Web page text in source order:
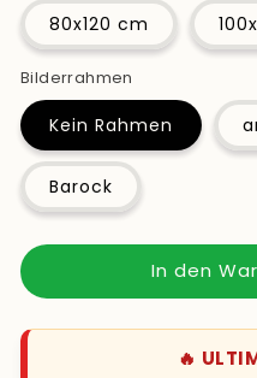
80x120 cm
Bilderrahmen
Kein Rahmen
Barock
In den
🔥